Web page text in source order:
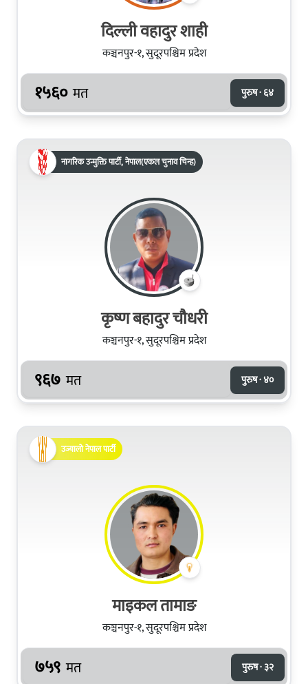
दिल्ली वहादुर शाही
कञ्चनपुर-१, सुदूरपश्चिम प्रदेश
१५६० मत पुरुष · ६४
नागरिक उन्मुक्ति पार्टी, नेपाल(एकल चुनाव चिन्ह)
कृष्ण बहादुर चौधरी
कञ्चनपुर-१, सुदूरपश्चिम प्रदेश
९६७ मत पुरुष · ४०
उज्यालो नेपाल पार्टी
माइकल तामाङ
कञ्चनपुर-१, सुदूरपश्चिम प्रदेश
७५९ मत पुरुष · ३२